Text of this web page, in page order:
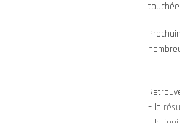
– le